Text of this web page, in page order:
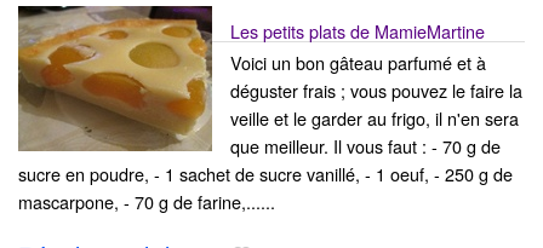
Les petits plats de MamieMartine
Voici un bon gâteau parfumé et à
déguster frais ; vous pouvez le faire la
veille et le garder au frigo, il n'en sera
que meilleur. Il vous faut : - 70 g de
sucre en poudre, - 1 sachet de sucre vanillé, - 1 oeuf, - 250 g de
mascarpone, - 70 g de farine,......